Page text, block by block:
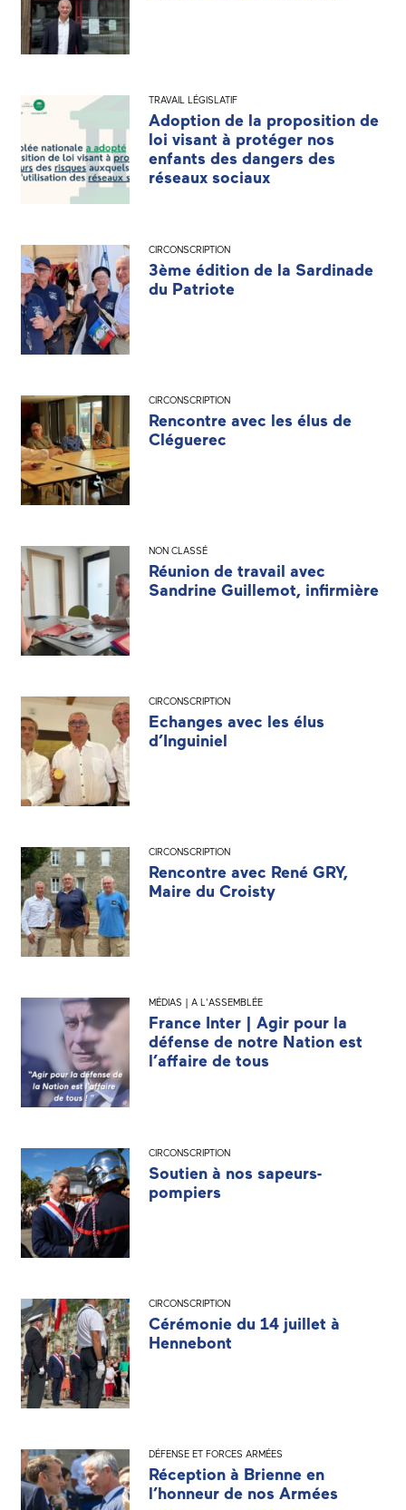
TRAVAIL LÉGISLATIF
Adoption de la proposition de
loi visant à protéger nos
enfants des dangers des
réseaux sociaux
CIRCONSCRIPTION
3ème édition de la Sardinade
du Patriote
CIRCONSCRIPTION
Rencontre avec les élus de
Cléguerec
NON CLASSÉ
Réunion de travail avec
Sandrine Guillemot, infirmière
CIRCONSCRIPTION
Echanges avec les élus
d’Inguiniel
CIRCONSCRIPTION
Rencontre avec René GRY,
Maire du Croisty
MÉDIAS | A L'ASSEMBLÉE
France Inter | Agir pour la
défense de notre Nation est
l’affaire de tous
CIRCONSCRIPTION
Soutien à nos sapeurs-
pompiers
CIRCONSCRIPTION
Cérémonie du 14 juillet à
Hennebont
DÉFENSE ET FORCES ARMÉES
Réception à Brienne en
l’honneur de nos Armées